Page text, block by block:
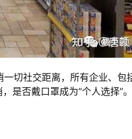
切社交距离，所有企业、包
是否戴口罩成为“个人选择”。